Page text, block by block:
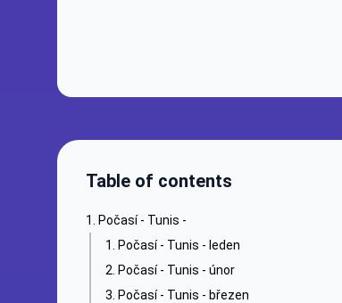
Table of contents
Počasí - Tunis -
Počasí - Tunis - leden
Počasí - Tunis - únor
Počasí - Tunis - březen